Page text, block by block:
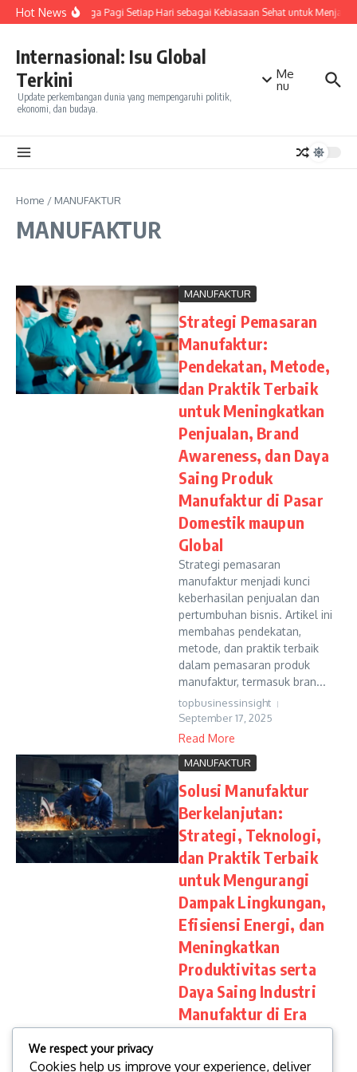
Skip to content
Hot NewsOlahraga Pagi Setiap Hari sebagai Kebiasaan Sehat untuk
Internasional: Isu Global
Terkini
Update perkembangan dunia yang mempengaruhi politik,
ekonomi, dan budaya.
Me
nu
Home / MANUFAKTUR
MANUFAKTUR
MANUFAKTUR
Strategi Pemasaran
Manufaktur:
Pendekatan, Metode,
dan Praktik Terbaik
untuk Meningkatkan
Penjualan, Brand
Awareness, dan Daya
Saing Produk
Manufaktur di Pasar
Domestik maupun
Global
Strategi pemasaran
manufaktur menjadi kunci
keberhasilan penjualan dan
pertumbuhan bisnis. Artikel ini
membahas pendekatan,
metode, dan praktik terbaik
dalam pemasaran produk
manufaktur, termasuk bran...
topbusinessinsight
September 17, 2025
Read More
MANUFAKTUR
Solusi Manufaktur
Berkelanjutan:
Strategi, Teknologi,
dan Praktik Terbaik
untuk Mengurangi
Dampak Lingkungan,
Efisiensi Energi, dan
Meningkatkan
Produktivitas serta
Daya Saing Industri
Manufaktur di Era
We respect your privacy
Cookies help us improve your experience, deliver